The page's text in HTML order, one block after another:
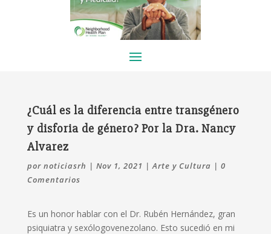
¿Cuál es la diferencia entre transgénero
y disforia de género? Por la Dra. Nancy
Alvarez
por noticiasrh | Nov 1, 2021 | Arte y Cultura | 0
Comentarios
Es un honor hablar con el Dr. Rubén Hernández, gran
psiquiatra y sexólogovenezolano. Esto sucedió en mi